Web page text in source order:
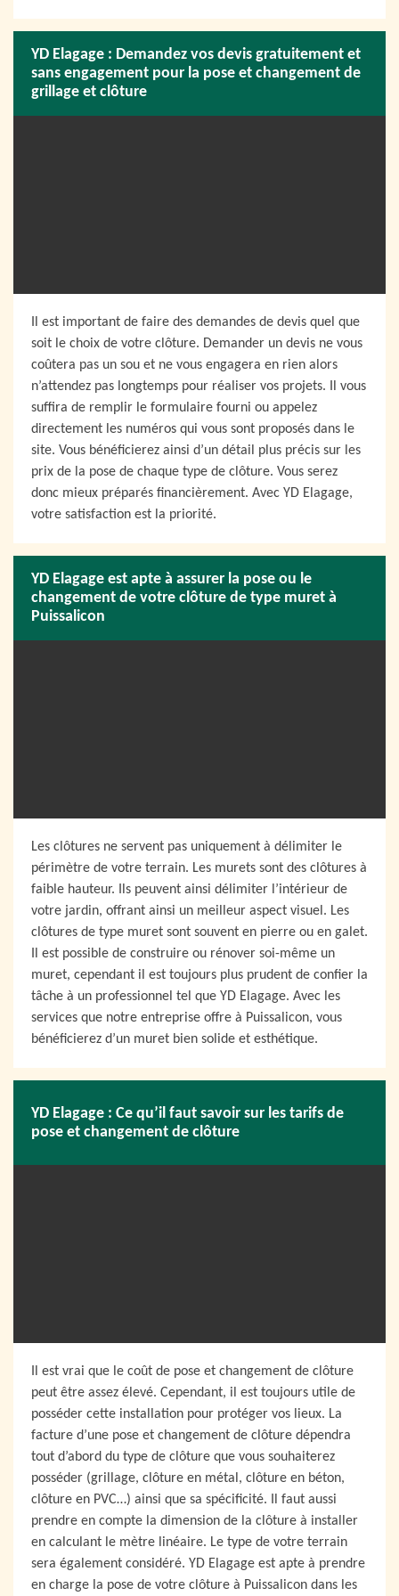
YD Elagage : Demandez vos devis gratuitement et
sans engagement pour la pose et changement de
grillage et clôture
Il est important de faire des demandes de devis quel que
soit le choix de votre clôture. Demander un devis ne vous
coûtera pas un sou et ne vous engagera en rien alors
n’attendez pas longtemps pour réaliser vos projets. Il vous
suffira de remplir le formulaire fourni ou appelez
directement les numéros qui vous sont proposés dans le
site. Vous bénéficierez ainsi d’un détail plus précis sur les
prix de la pose de chaque type de clôture. Vous serez
donc mieux préparés financièrement. Avec YD Elagage,
votre satisfaction est la priorité.
YD Elagage est apte à assurer la pose ou le
changement de votre clôture de type muret à
Puissalicon
Les clôtures ne servent pas uniquement à délimiter le
périmètre de votre terrain. Les murets sont des clôtures à
faible hauteur. Ils peuvent ainsi délimiter l’intérieur de
votre jardin, offrant ainsi un meilleur aspect visuel. Les
clôtures de type muret sont souvent en pierre ou en galet.
Il est possible de construire ou rénover soi-même un
muret, cependant il est toujours plus prudent de confier la
tâche à un professionnel tel que YD Elagage. Avec les
services que notre entreprise offre à Puissalicon, vous
bénéficierez d’un muret bien solide et esthétique.
YD Elagage : Ce qu’il faut savoir sur les tarifs de
pose et changement de clôture
Il est vrai que le coût de pose et changement de clôture
peut être assez élevé. Cependant, il est toujours utile de
posséder cette installation pour protéger vos lieux. La
facture d’une pose et changement de clôture dépendra
tout d’abord du type de clôture que vous souhaiterez
posséder (grillage, clôture en métal, clôture en béton,
clôture en PVC…) ainsi que sa spécificité. Il faut aussi
prendre en compte la dimension de la clôture à installer
en calculant le mètre linéaire. Le type de votre terrain
sera également considéré. YD Elagage est apte à prendre
en charge la pose de votre clôture à Puissalicon dans les